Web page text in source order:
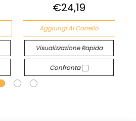
€24,19
Aggiungi Al Carrello
Visualizzazione Rapida
Confronta